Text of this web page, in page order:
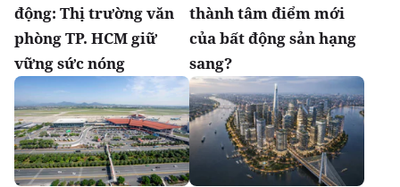
động: Thị trường văn
phòng TP. HCM giữ
vững sức nóng
thành tâm điểm mới
của bất động sản hạng
sang?